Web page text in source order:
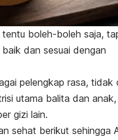
boleh-boleh saja,
dan sesuai dengan
pelengkap rasa, tidak
utama balita dan anak,
gizi lain.
sehat berikut sehingga